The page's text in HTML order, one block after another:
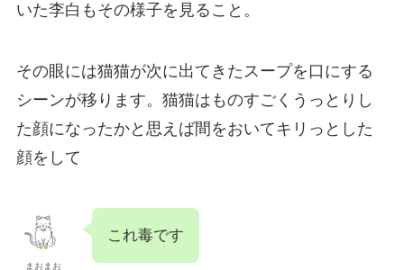
いた李白もその様子を見ること。
その眼には猫猫が次に出てきたスープを口にする
シーンが移ります。猫猫はものすごくうっとりし
た顔になったかと思えば間をおいてキリっとした
顔をして
まおまお
これ毒です